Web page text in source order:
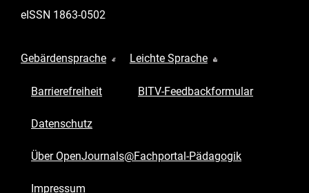
eISSN 1863-0502
Gebärdensprache Leichte Sprache
Barrierefreiheit BITV-Feedbackformular
Datenschutz
Über OpenJournals@Fachportal-Pädagogik
Impressum